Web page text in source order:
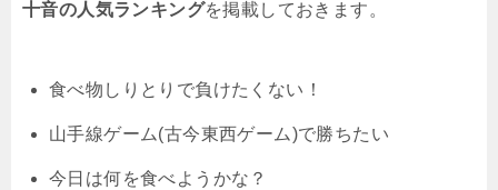
十音の人気ランキングを掲載しておきます。
食べ物しりとりで負けたくない！
山手線ゲーム(古今東西ゲーム)で勝ちたい
今日は何を食べようかな？